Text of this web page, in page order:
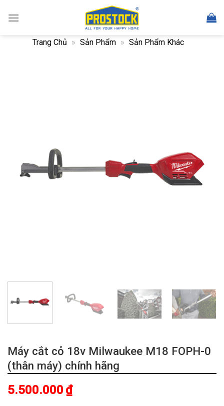
Trang Chủ » Sản Phẩm » Sản Phẩm Khác
Máy cắt cỏ 18v Milwaukee M18 FOPH-0
(thân máy) chính hãng
5.500.000 ₫